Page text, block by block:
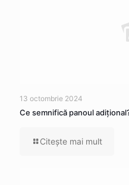
13 octombrie 2024
Ce semnifică panoul
Citeşte mai mult